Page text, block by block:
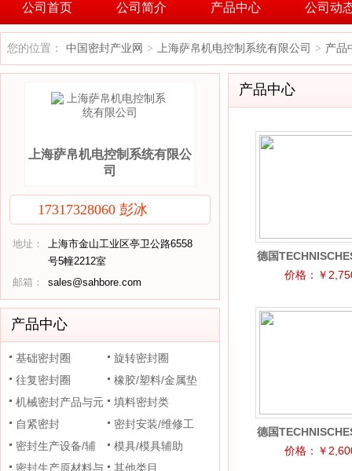
公司首页 公司简介 产品中心 公司动
您的位置： 中国密封产业网 > 上海萨帛机电控制系统有限公司 > 产品
上海萨帛机电控制系统有限公
司
17317328060 彭冰
地址：
上海市金山工业区亭卫公路6558
号5幢2212室
邮箱：
sales@sahbore.com
产品中心
基础密封圈
旋转密封圈
往复密封圈
橡胶/塑料/金属垫
片
机械密封产品与元
件
填料密封类
自紧密封
密封安装/维修工
具
密封生产设备/辅
助装置
模具/模具辅助
密封生产原材料与
其他类目
产品中心
德国
GRIEB FMN 113
价格：￥
德国
GRIEB FMK 508
价格：￥